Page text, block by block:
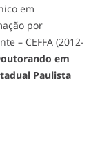
em
por
– CEFFA (2012-
em
Paulista